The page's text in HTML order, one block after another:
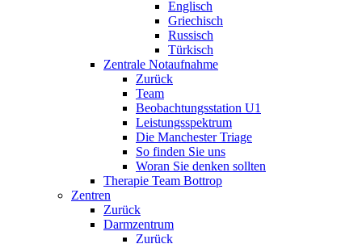
Englisch
Griechisch
Russisch
Türkisch
Zentrale Notaufnahme
Zurück
Team
Beobachtungsstation U1
Leistungsspektrum
Die Manchester Triage
So finden Sie uns
Woran Sie denken sollten
Therapie Team Bottrop
Zentren
Zurück
Darmzentrum
Zurück